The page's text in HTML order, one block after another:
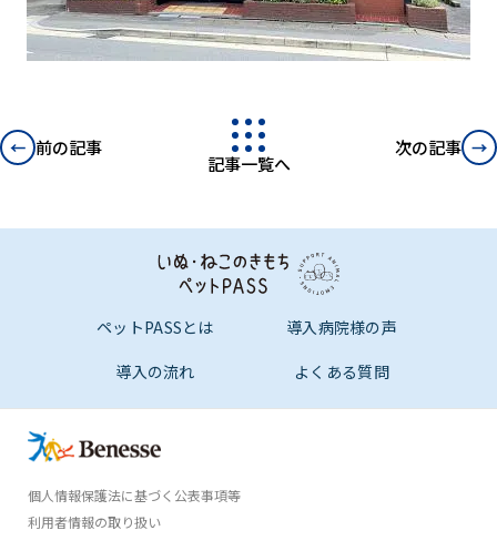
← 前の記事
記事一覧へ
次の記事 →
ペットPASSとは
導入病院様の声
導入の流れ
よくある質問
個人情報保護法に基づく公表事項等
利用者情報の取り扱い
資料請求する